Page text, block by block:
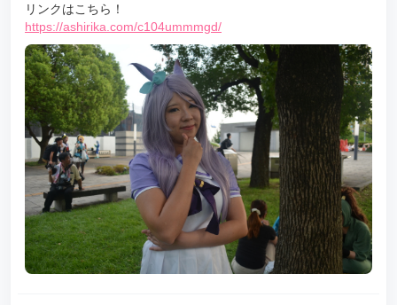
リンクはこちら！
https://ashirika.com/c104ummmgd/